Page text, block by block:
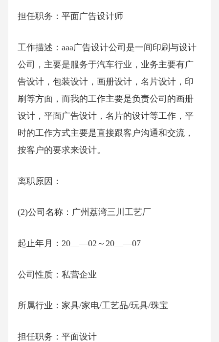
担任职务：平面广告设计师
工作描述：aaa广告设计公司是一间印刷与设计
公司，主要是服务于汽车行业，业务主要有广
告设计，包装设计，画册设计，名片设计，印
刷等方面，而我的工作主要是负责公司的画册
设计，平面广告设计，名片的设计等工作，平
时的工作方式主要是直接跟客户沟通和交流，
按客户的要求来设计。
离职原因：
(2)公司名称：广州荔湾三川工艺厂
起止年月：20__—02～20__—07
公司性质：私营企业
所属行业：家具/家电/工艺品/玩具/珠宝
担任职务：平面设计